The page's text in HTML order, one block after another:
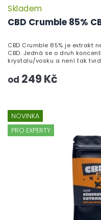
CBD Crumble 85%
Skladem
od 249 Kč
CBD Crumble 85% je extrakt
CBD. Jedná se o druh
krystalu/vosku a není tak
NOVINKA
PRO EXPERTY